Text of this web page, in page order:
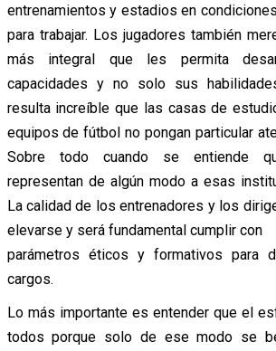
entrenamientos y estadios en
para trabajar. Los jugadores también
más integral que les permita
capacidades y no solo sus
resulta increíble que las casas de
equipos de fútbol no pongan particular
Sobre todo cuando se entiende
representan de algún modo a esas
La calidad de los entrenadores y los
elevarse y será fundamental cumplir con
parámetros éticos y formativos para
cargos.
Lo más importante es entender que el
todos porque solo de ese modo se